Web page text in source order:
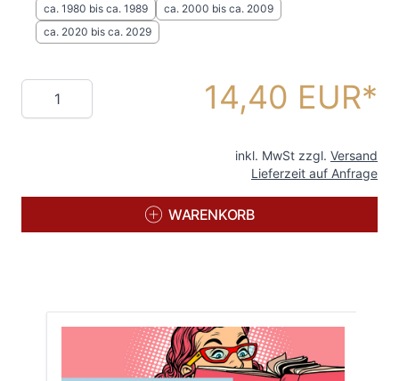
ca. 1980 bis ca. 1989
ca. 2000 bis ca. 2009
ca. 2020 bis ca. 2029
Menge 14,40 EUR
inkl. MwSt zzgl. Versand
Lieferzeit auf Anfrage
WARENKORB